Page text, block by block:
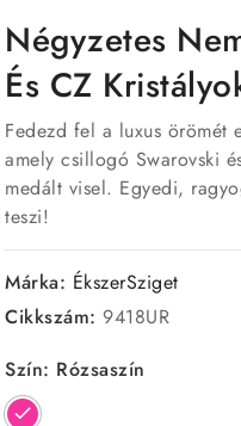
Négyzetes
És CZ
Fedezd fel a luxus örömét
amely csillogó Swarovski
medált visel. Egyedi,
teszi!
Márka: ÉkszerSziget
Cikkszám: 9418UR
Szín: Rózsaszín
Rózsaszín